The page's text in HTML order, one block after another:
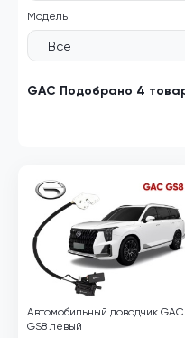
Модель
Все
GAC Подобрано 4
Автомобильный доводчик GAC
GS8 левый